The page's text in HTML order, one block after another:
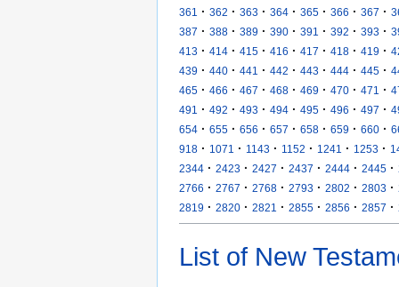
361
· 362 · 363 · 364 · 365 · 366 · 367 ·
387 · 388 · 389 · 390 · 391 · 392 · 393 ·
413 · 414 · 415 · 416 · 417 · 418 · 419 ·
439 · 440 · 441 · 442 · 443 · 444 · 445 ·
465 · 466 · 467 · 468 · 469 · 470 · 471 ·
491
· 492 · 493 · 494 · 495 · 496 · 497 ·
654 · 655 · 656 · 657 · 658 · 659 · 660 ·
918 · 1071 · 1143 · 1152 · 1241 · 1253 ·
2344 · 2423 · 2427 · 2437 · 2444 · 2445 ·
2766 · 2767 · 2768 · 2793 · 2802 · 2803 ·
2819 · 2820 · 2821 · 2855 · 2856 · 2857 ·
List of New